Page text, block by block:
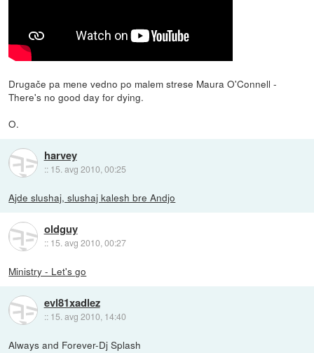
Drugače pa mene vedno po malem strese Maura O'Connell -
There's no good day for dying.
O.
harvey
:: 15. avg 2010, 00:25
Ajde slushaj, slushaj kalesh bre Andjo
oldguy
:: 15. avg 2010, 00:27
Ministry - Let's go
evl81xadlez
:: 15. avg 2010, 14:40
Always and Forever-Dj Splash